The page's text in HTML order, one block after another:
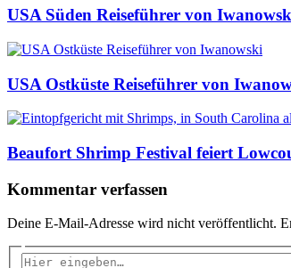
USA Süden Reiseführer von
USA Ostküste Reiseführer von
Beaufort Shrimp Festival feiert
Kommentar verfassen
Deine E-Mail-Adresse wird nicht veröffentlicht.
Hier